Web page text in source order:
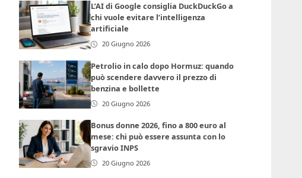
L’AI di Google consiglia DuckDuckGo a
chi vuole evitare l’intelligenza
artificiale
20 Giugno 2026
Petrolio in calo dopo Hormuz: quando
può scendere davvero il prezzo di
benzina e bollette
20 Giugno 2026
Bonus donne 2026, fino a 800 euro al
mese: chi può essere assunta con lo
sgravio INPS
20 Giugno 2026